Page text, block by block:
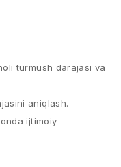
turmush darajasi va
aniqlash.
ijtimoiy